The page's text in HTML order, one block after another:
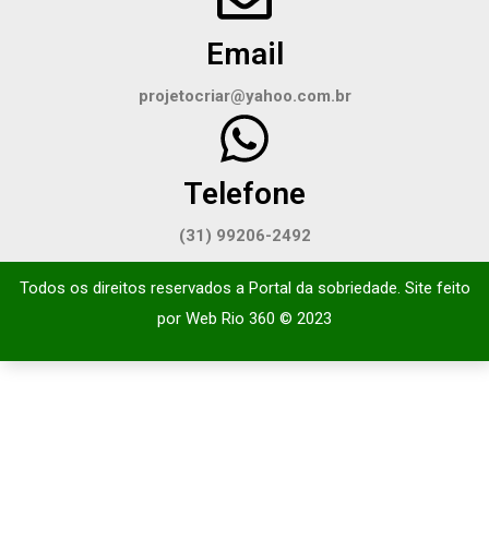
Email
projetocriar@yahoo.com.br
Telefone
(31) 99206-2492
Todos os direitos reservados a Portal da sobriedade. Site feito
por Web Rio 360 © 2023​